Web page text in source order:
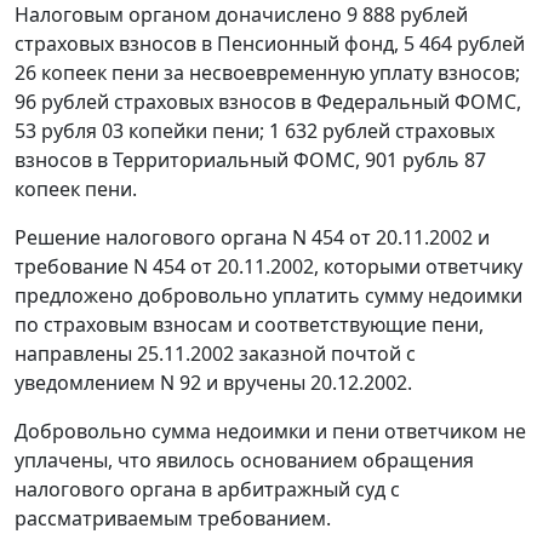
Налоговым органом доначислено 9 888 рублей
страховых взносов в Пенсионный фонд, 5 464 рублей
26 копеек пени за несвоевременную уплату взносов;
96 рублей страховых взносов в Федеральный ФОМС,
53 рубля 03 копейки пени; 1 632 рублей страховых
взносов в Территориальный ФОМС, 901 рубль 87
копеек пени.
Решение налогового органа N 454 от 20.11.2002 и
требование N 454 от 20.11.2002, которыми ответчику
предложено добровольно уплатить сумму недоимки
по страховым взносам и соответствующие пени,
направлены 25.11.2002 заказной почтой с
уведомлением N 92 и вручены 20.12.2002.
Добровольно сумма недоимки и пени ответчиком не
уплачены, что явилось основанием обращения
налогового органа в арбитражный суд с
рассматриваемым требованием.